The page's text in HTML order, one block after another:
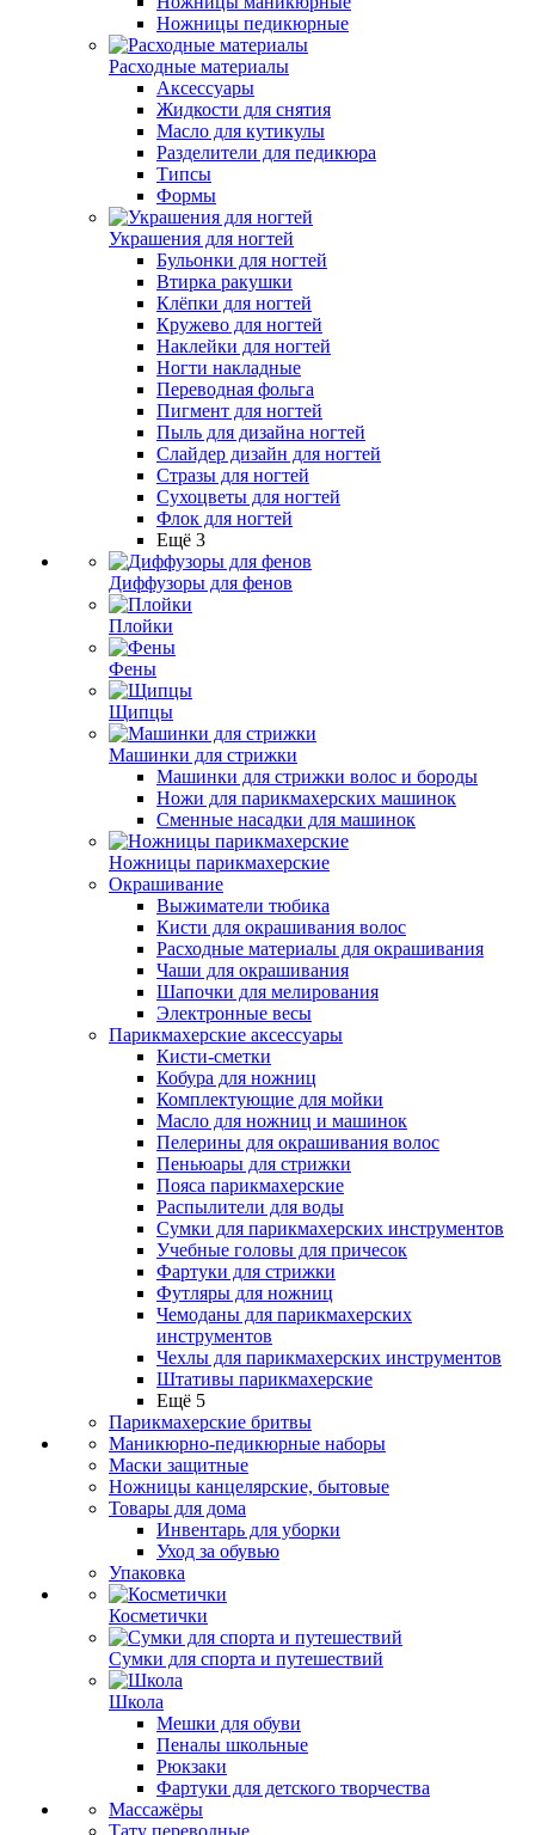
Ножницы педикюрные
Расходные материалы
Аксессуары
Жидкости для снятия
Масло для кутикулы
Разделители для педикюра
Типсы
Формы
Украшения для ногтей
Бульонки для ногтей
Втирка ракушки
Клёпки для ногтей
Кружево для ногтей
Наклейки для ногтей
Ногти накладные
Переводная фольга
Пигмент для ногтей
Пыль для дизайна ногтей
Слайдер дизайн для ногтей
Стразы для ногтей
Сухоцветы для ногтей
Флок для ногтей
Ещё 3
Диффузоры для фенов
Плойки
Фены
Щипцы
Машинки для стрижки
Машинки для стрижки волос и бороды
Ножи для парикмахерских машинок
Сменные насадки для машинок
Ножницы парикмахерские
Окрашивание
Выжиматели тюбика
Кисти для окрашивания волос
Расходные материалы для окрашивания
Чаши для окрашивания
Шапочки для мелирования
Электронные весы
Парикмахерские аксессуары
Кисти-сметки
Кобура для ножниц
Комплектующие для мойки
Масло для ножниц и машинок
Пелерины для окрашивания волос
Пеньюары для стрижки
Пояса парикмахерские
Распылители для воды
Сумки для парикмахерских инструментов
Учебные головы для причесок
Фартуки для стрижки
Футляры для ножниц
Чемоданы для парикмахерских
инструментов
Чехлы для парикмахерских инструментов
Штативы парикмахерские
Ещё 5
Парикмахерские бритвы
Маникюрно-педикюрные наборы
Маски защитные
Ножницы канцелярские, бытовые
Товары для дома
Инвентарь для уборки
Уход за обувью
Упаковка
Косметички
Сумки для спорта и путешествий
Школа
Мешки для обуви
Пеналы школьные
Рюкзаки
Фартуки для детского творчества
Массажёры
Тату переводные